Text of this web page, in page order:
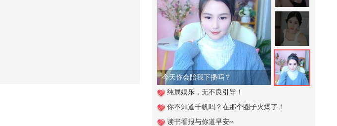
学校的保安叔叔太厉害啦居然一招
就能拿到挂树上的球
269
这个视频也太好看了吧。#二次元 #
原创动画 #游戏 #搞笑游戏 #AI
25,106
【刘珈彤｜声乐小课堂】光说不练
的...
887
Kimi小可爱在找你
纯属娱乐，无不良引导！
你不知道千帆吗？在那个圈子火爆了！
读书看报与你道早安~